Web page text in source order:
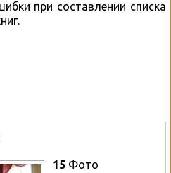
при составлении списка
15 Фото